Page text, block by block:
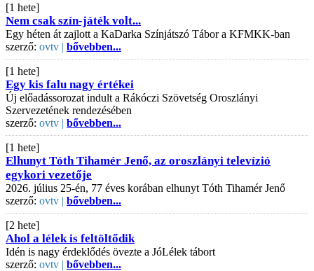
[1 hete]
Nem csak szín-játék volt...
Egy héten át zajlott a KaDarka Színjátszó Tábor a KFMKK-ban
szerző: ovtv | bővebben...
[1 hete]
Egy kis falu nagy értékei
Új előadássorozat indult a Rákóczi Szövetség Oroszlányi
Szervezetének rendezésében
szerző: ovtv | bővebben...
[1 hete]
Elhunyt Tóth Tihamér Jenő, az oroszlányi televízió
egykori vezetője
2026. július 25-én, 77 éves korában elhunyt Tóth Tihamér Jenő
szerző: ovtv | bővebben...
[2 hete]
Ahol a lélek is feltöltődik
Idén is nagy érdeklődés övezte a JóLélek tábort
szerző: ovtv | bővebben...